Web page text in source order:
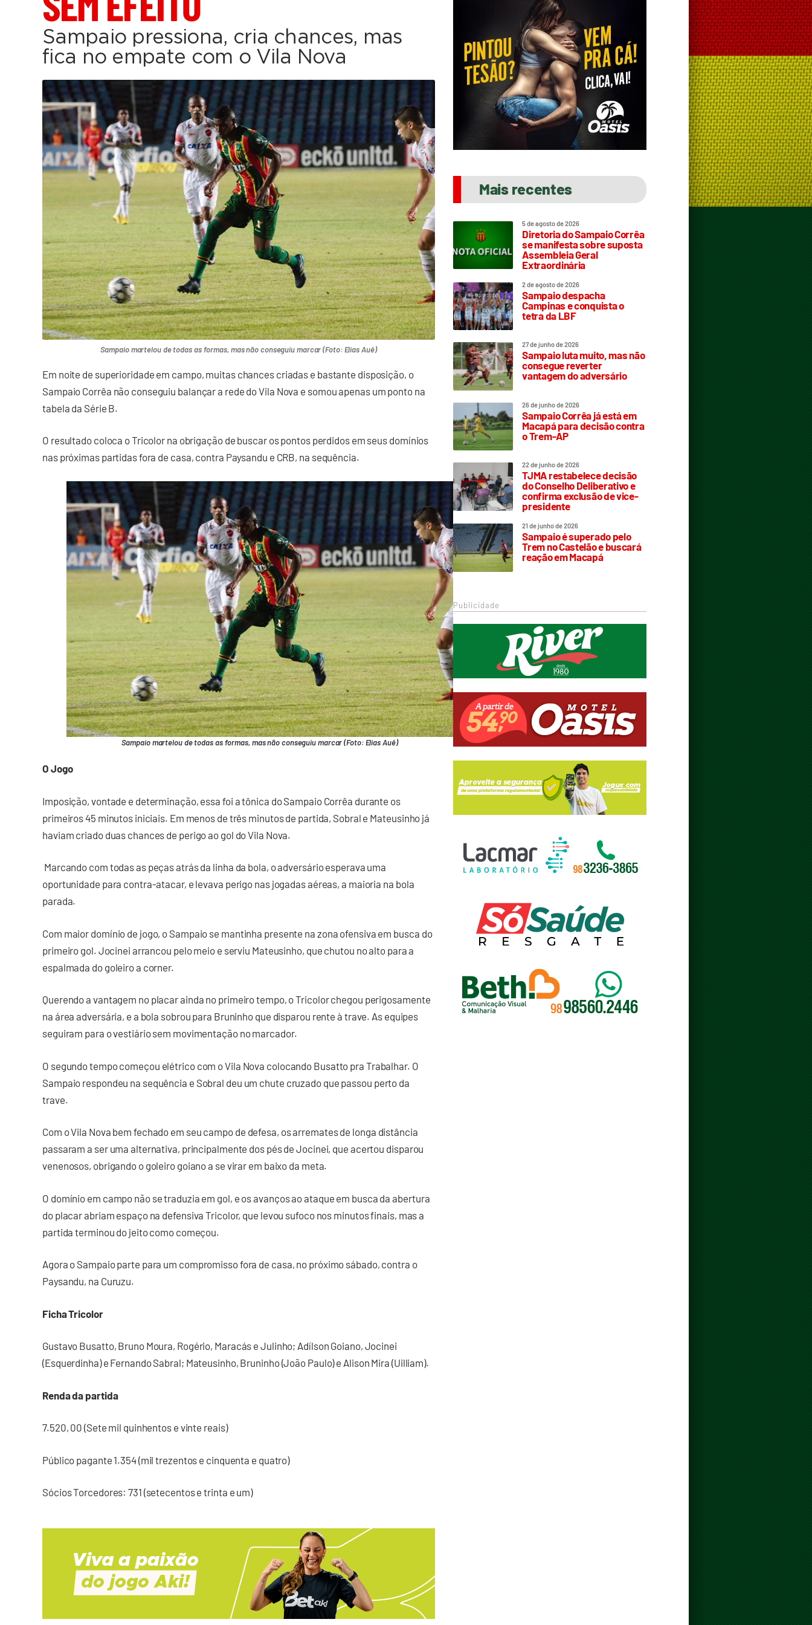
Sampaio pressiona, cria chances, mas
fica no empate com o Vila Nova
Sampaio martelou de todas as formas, mas não conseguiu marcar (Foto: Elias Auê)
Em noite de superioridade em campo, muitas chances criadas e bastante disposição, o
Sampaio Corrêa não conseguiu balançar a rede do Vila Nova e somou apenas um ponto na
tabela da Série B.
O resultado coloca o Tricolor na obrigação de buscar os pontos perdidos em seus domínios
nas próximas partidas fora de casa, contra Paysandu e CRB, na sequência.
Sampaio martelou de todas as formas, mas não conseguiu marcar (Foto: Elias Auê)
O Jogo
Imposição, vontade e determinação, essa foi a tônica do Sampaio Corrêa durante os
primeiros 45 minutos iniciais. Em menos de três minutos de partida, Sobral e Mateusinho já
haviam criado duas chances de perigo ao gol do Vila Nova.
Marcando com todas as peças atrás da linha da bola, o adversário esperava uma
oportunidade para contra-atacar, e levava perigo nas jogadas aéreas, a maioria na bola
parada.
Com maior domínio de jogo, o Sampaio se mantinha presente na zona ofensiva em busca do
primeiro gol. Jocinei arrancou pelo meio e serviu Mateusinho, que chutou no alto para a
espalmada do goleiro a corner.
Querendo a vantagem no placar ainda no primeiro tempo, o Tricolor chegou perigosamente
na área adversária, e a bola sobrou para Bruninho que disparou rente à trave. As equipes
seguiram para o vestiário sem movimentação no marcador.
O segundo tempo começou elétrico com o Vila Nova colocando Busatto pra Trabalhar. O
Sampaio respondeu na sequência e Sobral deu um chute cruzado que passou perto da
trave.
Com o Vila Nova bem fechado em seu campo de defesa, os arremates de longa distância
passaram a ser uma alternativa, principalmente dos pés de Jocinei, que acertou disparou
venenosos, obrigando o goleiro goiano a se virar em baixo da meta.
O domínio em campo não se traduzia em gol, e os avanços ao ataque em busca da abertura
do placar abriam espaço na defensiva Tricolor, que levou sufoco nos minutos finais, mas a
partida terminou do jeito como começou.
Agora o Sampaio parte para um compromisso fora de casa, no próximo sábado, contra o
Paysandu, na Curuzu.
Ficha Tricolor
Gustavo Busatto, Bruno Moura, Rogério, Maracás e Julinho; Adílson Goiano, Jocinei
(Esquerdinha) e Fernando Sabral; Mateusinho, Bruninho (João Paulo) e Alison Mira (Uilliam).
Renda da partida
7.520, 00 (Sete mil quinhentos e vinte reais)
Público pagante 1.354 (mil trezentos e cinquenta e quatro)
Sócios Torcedores: 731 (setecentos e trinta e um)
Mais recentes
5 de agosto de 2026
Diretoria do Sampaio Corrêa
se manifesta sobre suposta
Assembleia Geral
Extraordinária
2 de agosto de 2026
Sampaio despacha
Campinas e conquista o
tetra da LBF
27 de junho de 2026
Sampaio luta muito, mas não
consegue reverter
vantagem do adversário
26 de junho de 2026
Sampaio Corrêa já está em
Macapá para decisão contra
o Trem-AP
22 de junho de 2026
TJMA restabelece decisão
do Conselho Deliberativo e
confirma exclusão de vice-
presidente
21 de junho de 2026
Sampaio é superado pelo
Trem no Castelão e buscará
reação em Macapá
Publicidade